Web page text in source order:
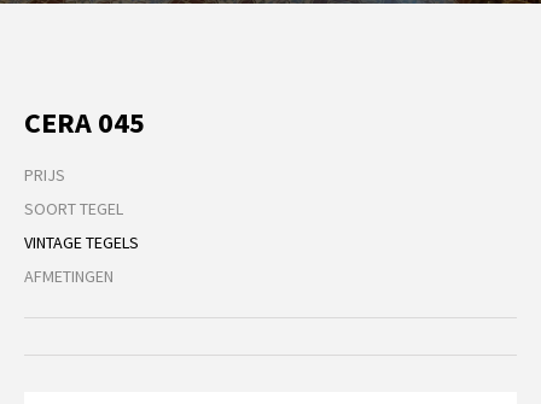
CERA 045
PRIJS
SOORT TEGEL
VINTAGE TEGELS
AFMETINGEN